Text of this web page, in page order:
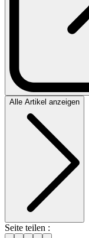
Alle Artikel anzeigen
Seite teilen :